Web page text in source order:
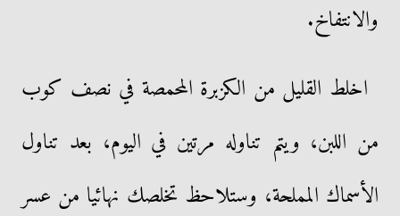
والانتفاخ.
اخلط القليل من الكزبرة المحمصة في نصف كوب
من اللبن، ويتم تناوله مرتين في اليوم، بعد تناول
الأسماك المملحة، وستلاحظ تخلصك نهائيا من عسر